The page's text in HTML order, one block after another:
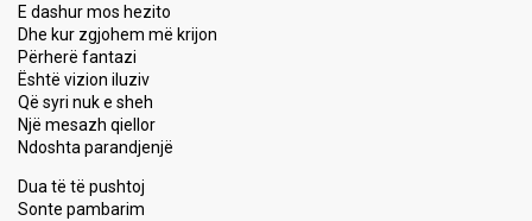
E dashur mos hezito
Dhe kur zgjohem më krijon
Përherë fantazi
Është vizion iluziv
Që syri nuk e sheh
Një mesazh qiellor
Ndoshta parandjenjë
Dua të të pushtoj
Sonte pambarim